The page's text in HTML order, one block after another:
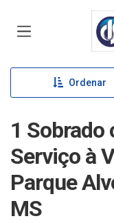
Ordenar
1 Sobrado
Serviço à
Parque
MS